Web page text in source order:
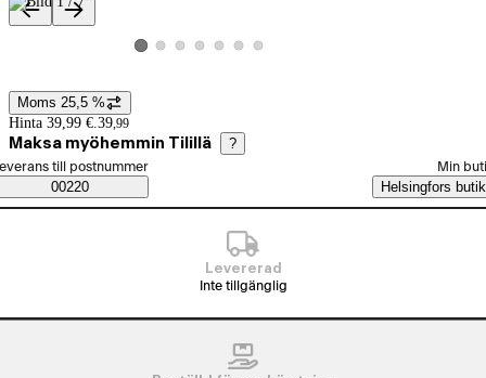
Produktbilder och videor
Visa produktbild 1
Visa produktbild 2
Visa produktbild 3
Visa produktbild 4
Visa produktbild 5
Visa produktbild 6
Visa produktbild 7
Prisinformation
Moms 25,5 %
Hinta 39,99 €. 39,99
Maksa myöhemmin Tilillä ?
Saatavuustiedot
beställningssätt
till postnummer
00220
Min
Helsingfors butik
Levererad
Inte tillgänglig